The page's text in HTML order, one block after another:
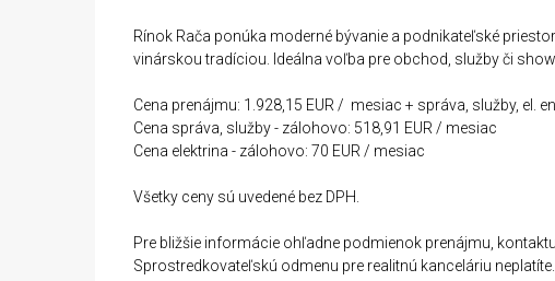
Rínok Rača ponúka moderné bývanie a podnikateľské
vinárskou tradíciou. Ideálna voľba pre obchod, služby či
Cena prenájmu: 1.928,15 EUR / mesiac + správa, služby, el.
Cena správa, služby - zálohovo: 518,91 EUR / mesiac
Cena elektrina - zálohovo: 70 EUR / mesiac
Všetky ceny sú uvedené bez DPH.
Pre bližšie informácie ohľadne podmienok prenájmu,
Sprostredkovateľskú odmenu pre realitnú kanceláriu neplatíte.